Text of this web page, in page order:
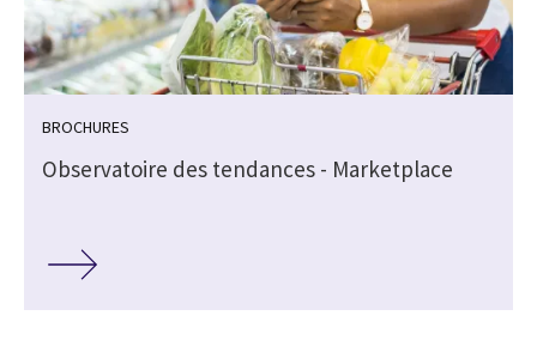
BROCHURES
Observatoire des tendances - Marketplace